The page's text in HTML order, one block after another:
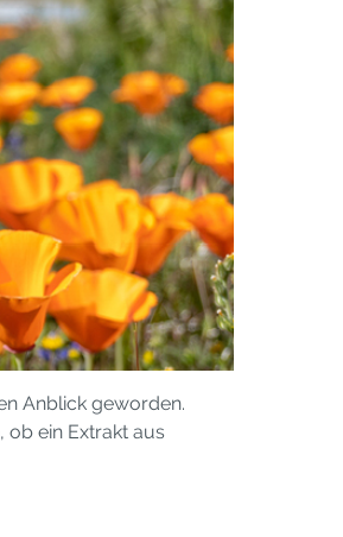
Anblick geworden.
ob ein Extrakt aus